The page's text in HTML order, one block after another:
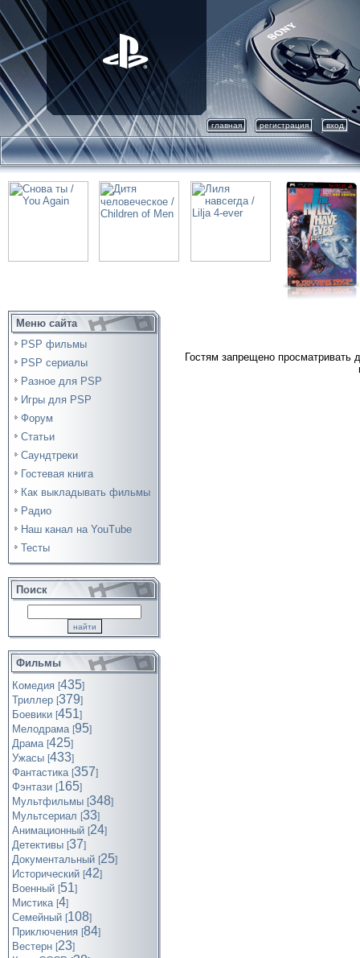
главная регистрация вход
Меню сайта
PSP фильмы
PSP сериалы
Разное для PSP
Игры для PSP
Форум
Статьи
Саундтреки
Гостевая книга
Как выкладывать фильмы
Радио
Наш канал на YouTube
Тесты
Поиск
Фильмы
Комедия [435]
Триллер [379]
Боевики [451]
Мелодрама [95]
Драма [425]
Ужасы [433]
Фантастика [357]
Фэнтази [165]
Мультфильмы [348]
Мультсериал [33]
Анимационный [24]
Детективы [37]
Документальный [25]
Исторический [42]
Военный [51]
Мистика [4]
Семейный [108]
Приключения [84]
Вестерн [23]
Гостям запрещено просматривать